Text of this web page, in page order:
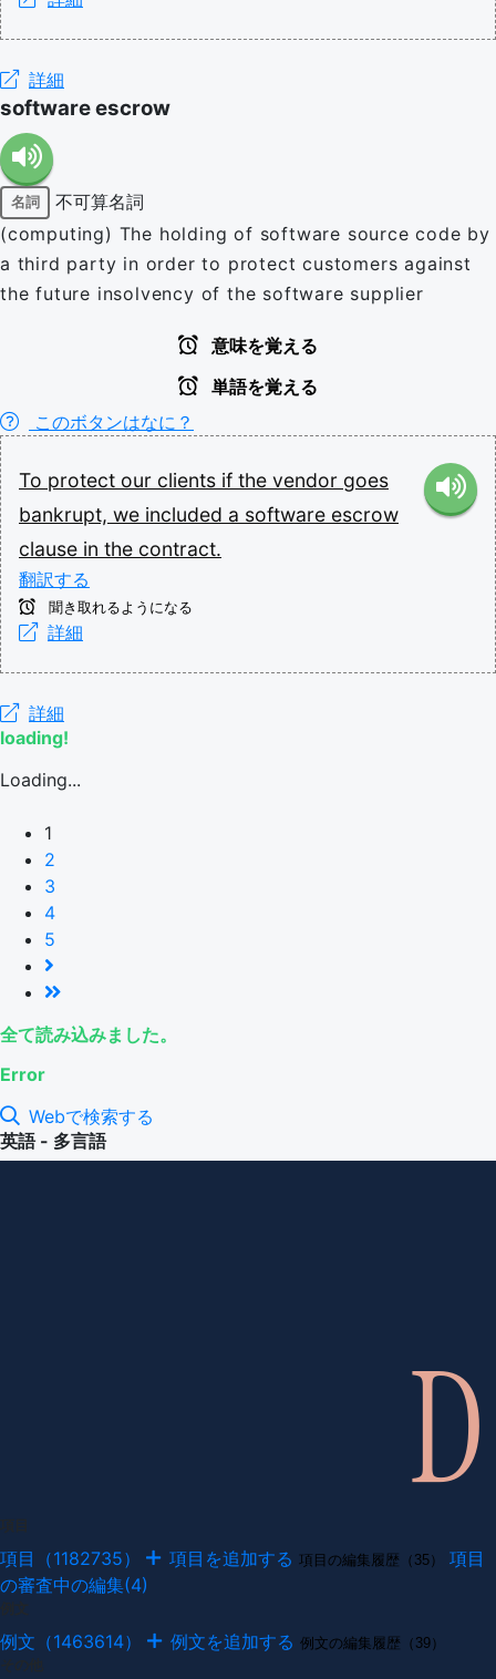
詳細
software escrow
名詞
不可算名詞
(computing) The holding of software source code by
a third party in order to protect customers against
the future insolvency of the software supplier
意味を覚える
単語を覚える
このボタンはなに？
To protect our clients if the vendor goes
bankrupt, we included a software escrow
clause in the contract.
翻訳する
聞き取れるようになる
詳細
詳細
loading!
Loading...
1
2
3
4
5
全て読み込みました。
Error
Webで検索する
英語 - 多言語
項目（1182735） 項目を追加する 項目の編集履歴（35）
項目
の審査中の編集(4)
例文（1463614） 例文を追加する 例文の編集履歴（39）